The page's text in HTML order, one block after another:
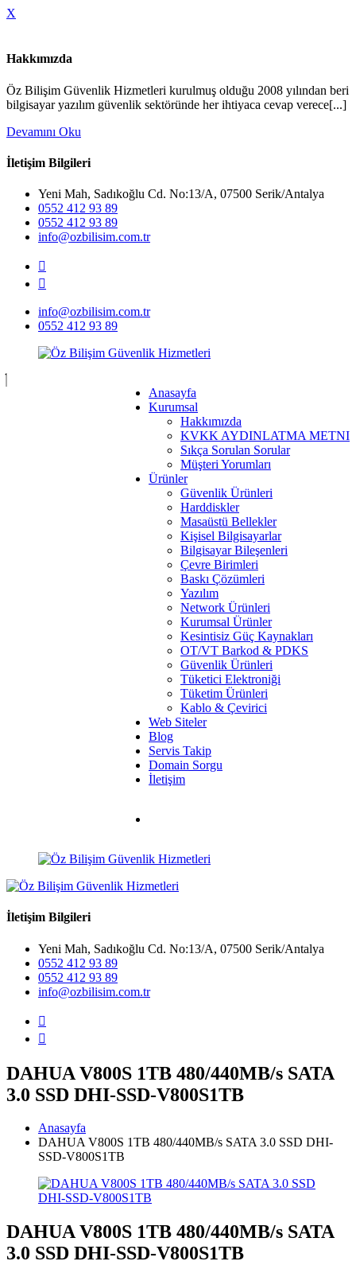
X
Hakkımızda
Öz Bilişim Güvenlik Hizmetleri kurulmuş olduğu 2008 yılından beri
bilgisayar yazılım güvenlik sektöründe her ihtiyaca cevap verece[...]
Devamını Oku
İletişim Bilgileri
Yeni Mah, Sadıkoğlu Cd. No:13/A, 07500 Serik/Antalya
0552 412 93 89
0552 412 93 89
info@ozbilisim.com.tr
info@ozbilisim.com.tr
0552 412 93 89
Anasayfa
Kurumsal
Hakkımızda
KVKK AYDINLATMA METNI
Sıkça Sorulan Sorular
Müşteri Yorumları
Ürünler
Güvenlik Ürünleri
Harddiskler
Masaüstü Bellekler
Kişisel Bilgisayarlar
Bilgisayar Bileşenleri
Çevre Birimleri
Baskı Çözümleri
Yazılım
Network Ürünleri
Kurumsal Ürünler
Kesintisiz Güç Kaynakları
OT/VT Barkod & PDKS
Güvenlik Ürünleri
Tüketici Elektroniği
Tüketim Ürünleri
Kablo & Çevirici
Web Siteler
Blog
Servis Takip
Domain Sorgu
İletişim
İletişim Bilgileri
Yeni Mah, Sadıkoğlu Cd. No:13/A, 07500 Serik/Antalya
0552 412 93 89
0552 412 93 89
info@ozbilisim.com.tr
DAHUA V800S 1TB 480/440MB/s SATA
3.0 SSD DHI-SSD-V800S1TB
Anasayfa
DAHUA V800S 1TB 480/440MB/s SATA 3.0 SSD DHI-
SSD-V800S1TB
DAHUA V800S 1TB 480/440MB/s SATA
3.0 SSD DHI-SSD-V800S1TB